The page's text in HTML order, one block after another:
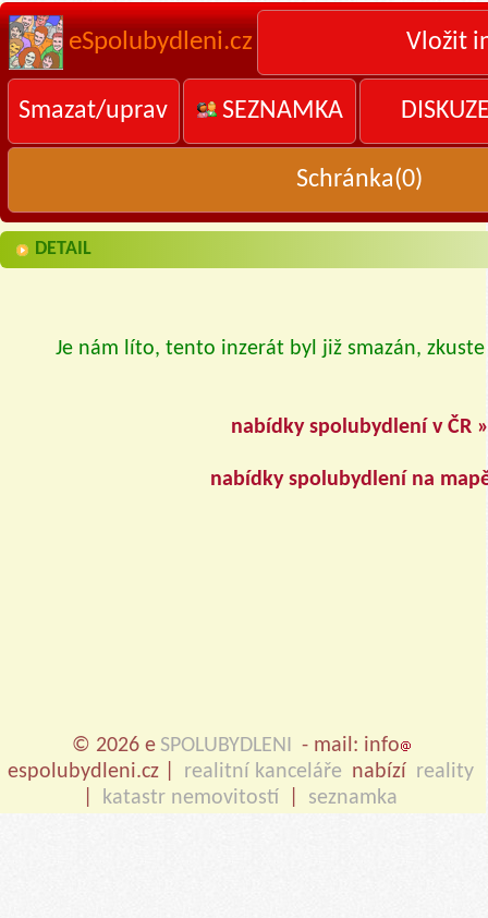
eSpolubydleni.cz Vložit
Smazat/uprav SEZNAMKA
Schránka(0)
DETAIL
Je nám líto, tento inzerát byl již smazán,
nabídky spolubydlení v ČR »
nabídky spolubydlení na
© 2026 e SPOLUBYDLENI - mail: info
espolubydleni.cz |
realitní kanceláře nabízí reality
katastr nemovitostí seznamka